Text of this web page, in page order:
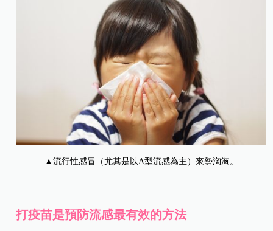
▲流行性感冒（尤其是以A型流感為主）來勢洶洶。
打疫苗是預防流感最有效的方法